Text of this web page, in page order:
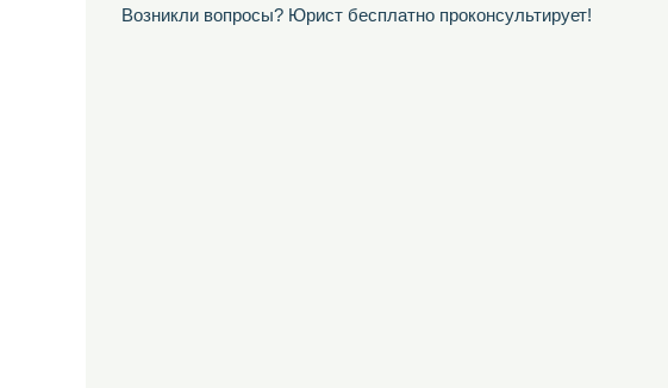
Возникли вопросы? Юрист бесплатно проконсультирует!